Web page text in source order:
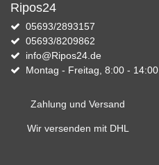
Ripos24
05693/2893157
05693/8209862
info@Ripos24.de
Montag - Freitag, 8:00 - 14:00
Zahlung und Versand
Wir versenden mit DHL